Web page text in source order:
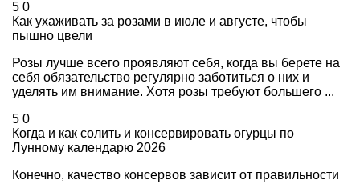
5 0
Как ухаживать за розами в июле и августе, чтобы
пышно цвели
Розы лучше всего проявляют себя, когда вы берете на
себя обязательство регулярно заботиться о них и
уделять им внимание. Хотя розы требуют большего ...
5 0
Когда и как солить и консервировать огурцы по
Лунному календарю 2026
Конечно, качество консервов зависит от правильности